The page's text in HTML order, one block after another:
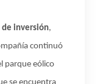
de inversión,
continuó
parque eólico